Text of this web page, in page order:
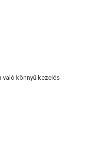
való könnyű kezelés